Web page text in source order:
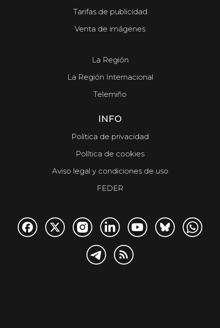
Tarifas de publicidad
Venta de imágenes
La Región
La Región Internacional
Telemiño
INFO
Política de privacidad
Política de cookies
Aviso legal y condiciones de uso
FEDER